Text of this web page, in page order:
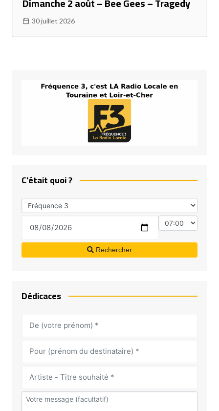
30 juillet 2026
C'était quoi ?
Rechercher
Dédicaces